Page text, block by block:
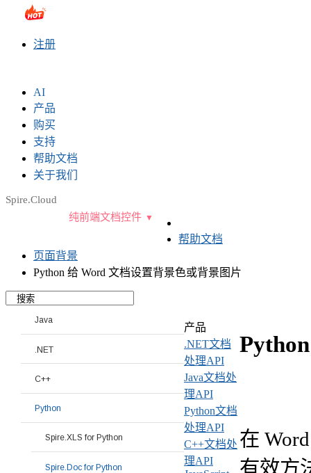
sales@e-iceblue.com
注册
AI
产品
购买
支持
帮助文档
关于我们
Spire.Cloud
纯前端文档控件
帮助文档
页面背景
Python 给 Word 文档设置背景色或背景图片
在
有效方
Java
.NET
C++
Python
Spire.XLS for Python
Spire.Doc for Python
产品
.NET文档
处理API
Java文档处
理API
Python文档
处理API
C++文档处
理API